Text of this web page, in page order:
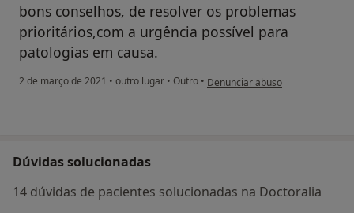
bons conselhos, de resolver os problemas
prioritários,com a urgência possível para
patologias em causa.
2 de março de 2021 • outro lugar • Outro • na opinião do utilizador Caetano
Denunciar abuso
Dúvidas solucionadas
14 dúvidas de pacientes solucionadas na Doctoralia